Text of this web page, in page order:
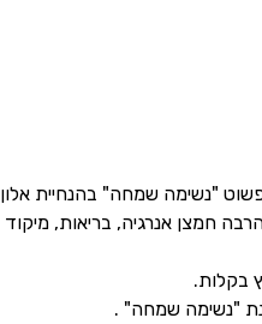
"נשימה שמחה" בהנחיית אלון
הרבה חמצן אנרגיה, בריאות, מיקוד
בקלות.
"נשימה שמחה" .